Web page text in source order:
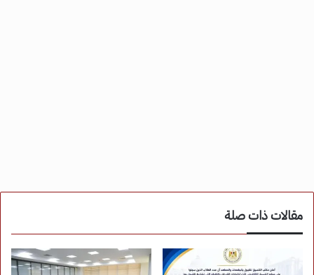
مقالات ذات صلة